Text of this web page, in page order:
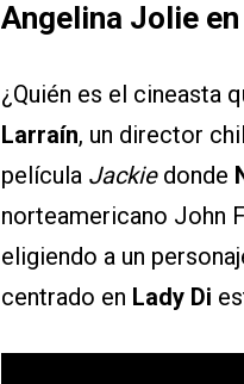
Angelina Jolie
¿Quién es el cineasta
Larraín, un director
película Jackiedonde
norteamericano John
eligiendo a un
centrado en Lady Di